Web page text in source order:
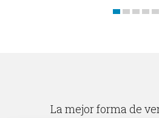
La mejor forma de